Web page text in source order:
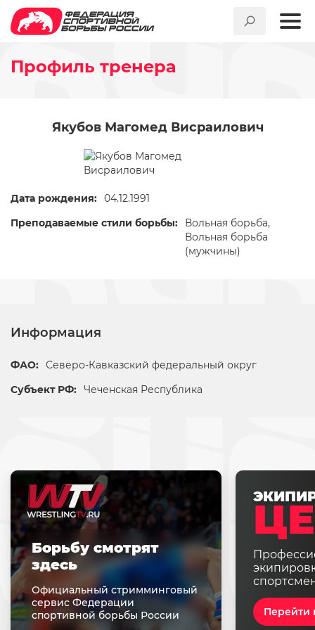
Профиль тренера
Якубов Магомед Висраилович
Дата рождения: 04.12.1991
Преподаваемые стили борьбы:
Вольная борьба,
Вольная борьба
(мужчины)
Информация
ФАО: Северо-Кавказский федеральный округ
Субъект РФ: Чеченская Республика
Перейти
Борьбу смотрят
здесь
Официальный стримминговый
сервис Федерации
спортивной борьбы России